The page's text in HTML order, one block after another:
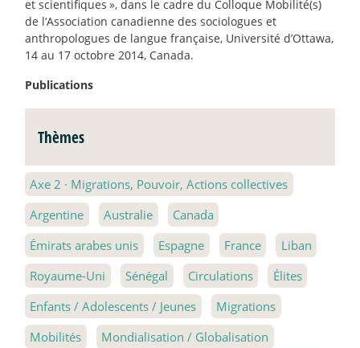
et scientifiques », dans le cadre du Colloque Mobilité(s)
de l’Association canadienne des sociologues et
anthropologues de langue française, Université d’Ottawa,
14 au 17 octobre 2014, Canada.
Publications
Thèmes
Axe 2 · Migrations, Pouvoir, Actions collectives
Argentine
Australie
Canada
Émirats arabes unis
Espagne France
Liban
Royaume-Uni
Sénégal Circulations
Élites
Enfants / Adolescents / Jeunes
Migrations
Mobilités
Mondialisation / Globalisation